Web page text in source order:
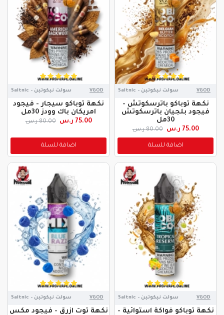
VGOD سولت نيكوتين - Saltnic
نكهة توباكو باترسكوتش -
فيجود بلجيان باترسكوتش
30مل
75.00 ر.س 80.00 ر.س
اضافة للسلة
VGOD سولت نيكوتين - Saltnic
نكهة توباكو سيجار - فيجود
امريكان باك وودز 30مل
75.00 ر.س 80.00 ر.س
اضافة للسلة
VGOD سولت نيكوتين - Saltnic
نكهة توباكو فواكة استوائية -
VGOD سولت نيكوتين - Saltnic
نكهة توت ازرق - فيجود مكس